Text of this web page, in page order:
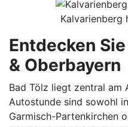
Kalvarienberg
Entdecken
& Oberbayern
Bad Tölz liegt zentral am
Autostunde sind sowohl
Garmisch-Partenkirchen